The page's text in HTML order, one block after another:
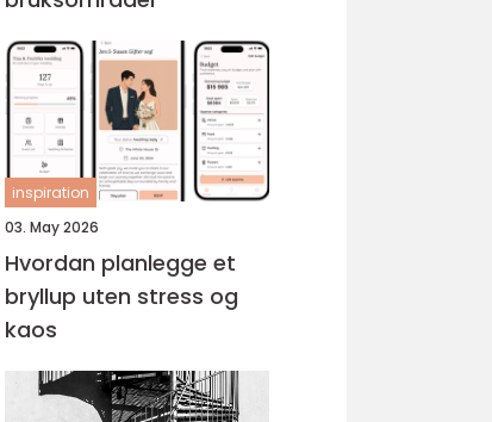
inspiration
03. May 2026
Hvordan planlegge et
bryllup uten stress og
kaos